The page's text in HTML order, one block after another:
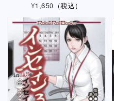
¥1,650 （税込）